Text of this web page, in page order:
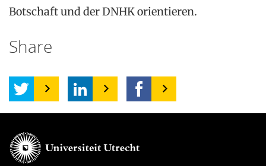
Botschaft und der DNHK orientieren.
Share